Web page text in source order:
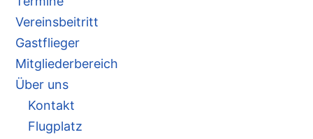
Vereinsbeitritt
Gastflieger
Mitgliederbereich
Über uns
Kontakt
Flugplatz